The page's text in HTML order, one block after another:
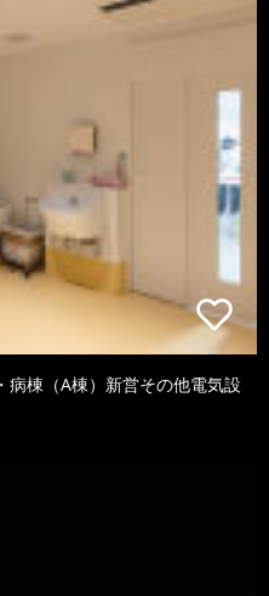
病棟（A棟）新営その他電気設